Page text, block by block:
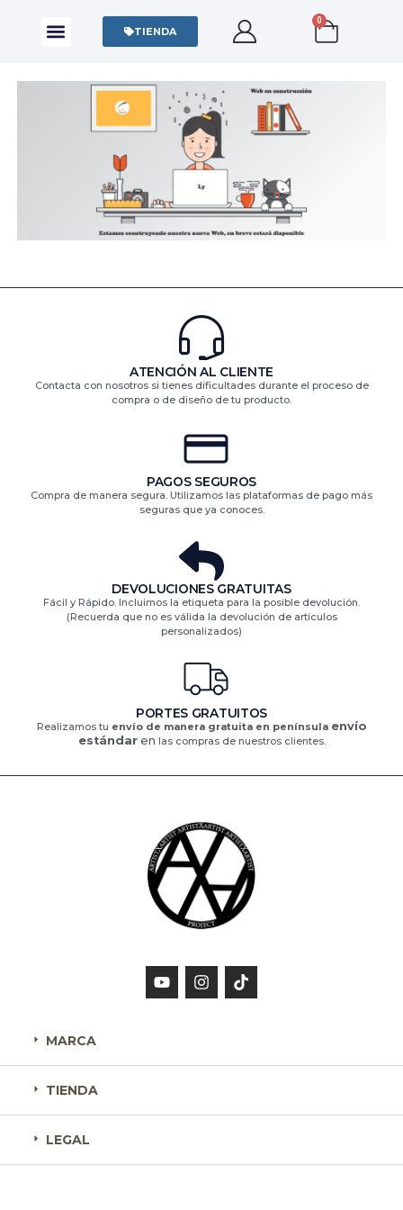
TIENDA
0
ATENCIÓN AL CLIENTE
Contacta con nosotros si tienes dificultades durante el proceso de
compra o de diseño de tu producto.
PAGOS SEGUROS
Compra de manera segura. Utilizamos las plataformas de pago más
seguras que ya conoces.
DEVOLUCIONES GRATUITAS​
Fácil y Rápido. Incluimos la etiqueta para la posible devolución.
(Recuerda que no es válida la devolución de artículos
personalizados)​
PORTES GRATUITOS
Realizamos tu envío de manera gratuita en península envío
estándaren las compras de nuestros clientes.
MARCA
TIENDA
LEGAL